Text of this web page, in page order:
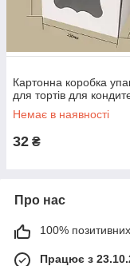
Картонна коробка
для тортів для
Немає в наявності
32 ₴
Про нас
100% позитивних
Працює з